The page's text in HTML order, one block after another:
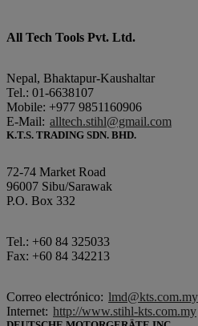
All Tech Tools Pvt. Ltd.
Nepal, Bhaktapur-Kaushaltar
Tel.: 01-6638107
Mobile: +977 9851160906
E-Mail: alltech.stihl@gmail.com
K.T.S. TRADING SDN. BHD.
72-74 Market Road
96007 Sibu/Sarawak
P.O. Box 332
Tel.: +60 84 325033
Fax: +60 84 342213
Correo electrónico: lmd@kts.com.my
Internet: http://www.stihl-kts.com.my